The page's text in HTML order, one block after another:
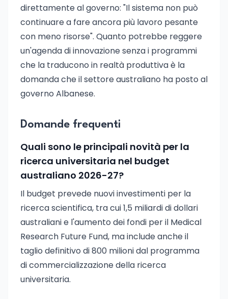
direttamente al governo: "Il sistema non può
continuare a fare ancora più lavoro pesante
con meno risorse". Quanto potrebbe reggere
un'agenda di innovazione senza i programmi
che la traducono in realtà produttiva è la
domanda che il settore australiano ha posto al
governo Albanese.
Domande frequenti
Quali sono le principali novità per la
ricerca universitaria nel budget
australiano 2026-27?
Il budget prevede nuovi investimenti per la
ricerca scientifica, tra cui 1,5 miliardi di dollari
australiani e l'aumento dei fondi per il Medical
Research Future Fund, ma include anche il
taglio definitivo di 800 milioni dal programma
di commercializzazione della ricerca
universitaria.